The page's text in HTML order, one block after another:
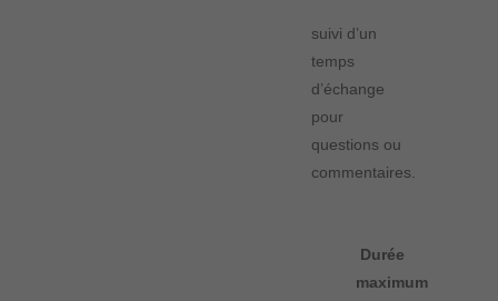
suivi d’un
temps
d’échange
pour
questions ou
commentaires.
Durée
maximum